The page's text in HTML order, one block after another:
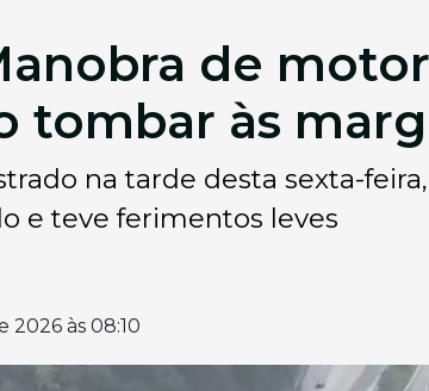
de
tombar às
na tarde desta sexta-
e teve ferimentos leves
2026 às 08:10